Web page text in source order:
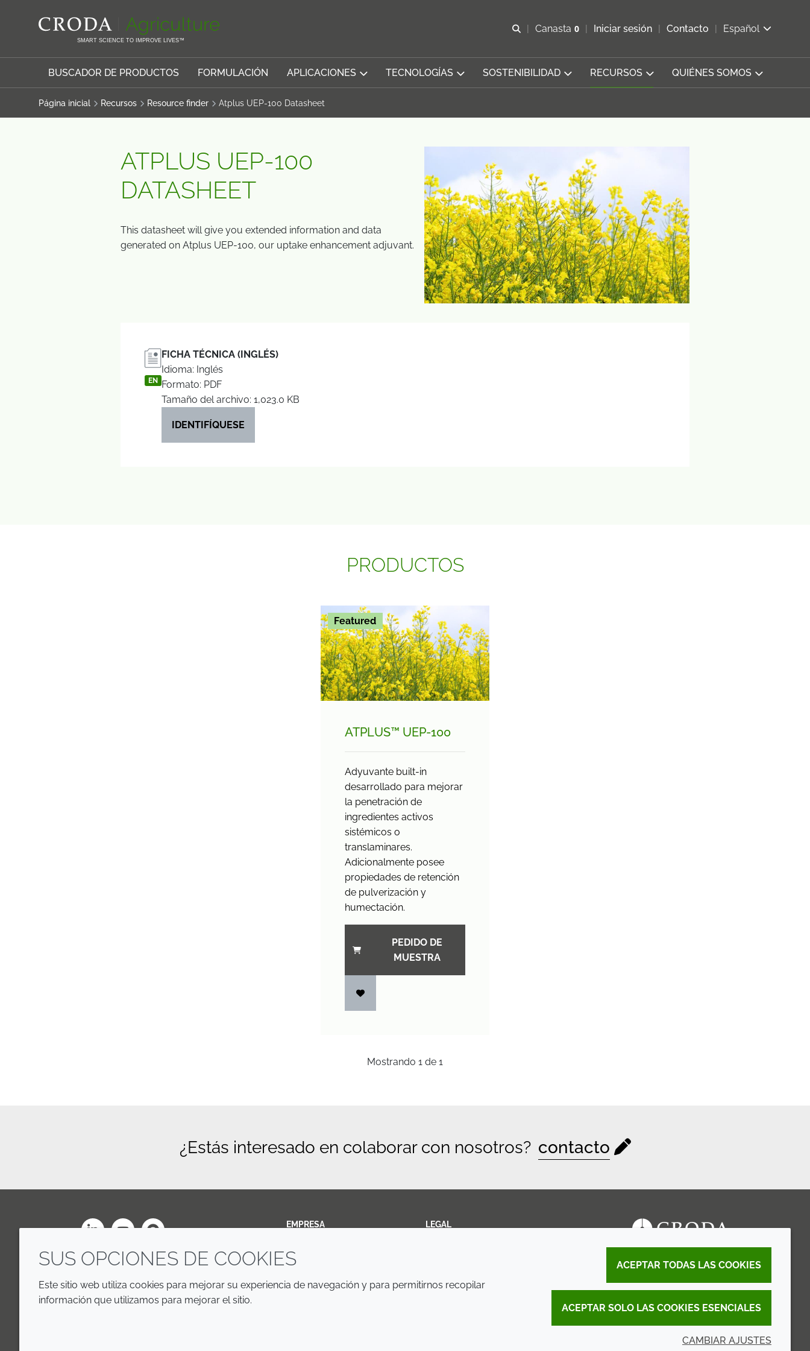
SMART SCIENCE TO IMPROVE LIVES™
Abrir b&#250;squeda
Canasta 0
Ver carrito
Iniciar sesión Contacto Español
BUSCADOR DE PRODUCTOS FORMULACIÓN APLICACIONES TECNOLOGÍAS SOSTENIBILIDAD RECURSOS QUIÉNES SOMOS
Página inicial Recursos Resource finder Atplus UEP-100 Datasheet
ATPLUS UEP-100
DATASHEET
This datasheet will give you extended information and data
generated on Atplus UEP-100, our uptake enhancement adjuvant.
EN
FICHA TÉCNICA (INGLÉS)
Idioma: Inglés
Formato: PDF
Tamaño del archivo: 1,023.0 KB
IDENTIFÍQUESE
PRODUCTOS
Featured
ATPLUS™ UEP-100
Adyuvante built-in
desarrollado para mejorar
la penetración de
ingredientes activos
sistémicos o
translaminares.
Adicionalmente posee
propiedades de retención
de pulverización y
humectación.
PEDIDO DE
MUESTRA
Mostrando 1 de 1
¿Estás interesado en colaborar con nosotros? contacto
EMPRESA
Annual Report
LEGAL
SUS OPCIONES DE COOKIES
Este sitio web utiliza cookies para mejorar su experiencia de navegación y para permitirnos recopilar
información que utilizamos para mejorar el sitio.
ACEPTAR TODAS LAS COOKIES
ACEPTAR SOLO LAS COOKIES ESENCIALES
CAMBIAR AJUSTES